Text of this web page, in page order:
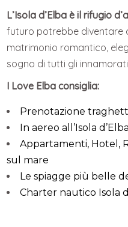
L’Isola d’Elba è il rifugio
futuro potrebbe diventare
matrimonio romantico,
sogno di tutti gli
I Love Elba consiglia:
Prenotazione
In aereo all’Isola d’Elba
Appartamenti, Hotel,
sul mare
Le spiagge più belle
Charter nautico Isola